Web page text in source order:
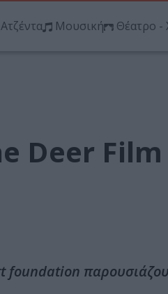
Ατζέντα Μουσική Θέατρο -
Deer
foundation